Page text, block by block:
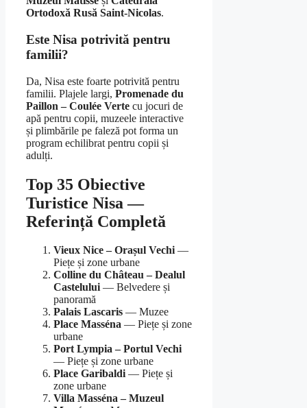
Ortodoxă Rusă Saint-Nicolas.
Este Nisa potrivită pentru
familii?
Da, Nisa este foarte potrivită pentru
familii. Plajele largi, Promenade du
Paillon – Coulée Verte cu jocuri de
apă pentru copii, muzeele interactive
și plimbările pe faleză pot forma un
program echilibrat pentru copii și
adulți.
Top 35 Obiective
Turistice Nisa —
Referință Completă
Vieux Nice – Orașul Vechi—
Piețe și zone urbane
Colline du Château – Dealul
Castelului— Belvedere și
panoramă
Palais Lascaris — Muzee
Place Masséna — Piețe și zone
urbane
Port Lympia – Portul Vechi
— Piețe și zone urbane
Place Garibaldi— Piețe și
zone urbane
Villa Masséna – Muzeul